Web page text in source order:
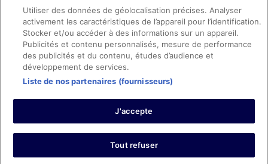
Échéances de remboursement
Utiliser un coupon ebookers
Electron, CartaSi, Carte Bleue, PayPal et Eurocard.
© 2026 Expedia, Inc., une entreprise d’Expedia Group. Tous droits
réservés. ebookers et le logo ebookers sont des marques
commerciales ou des marques déposées d’Expedia, Inc.
Utiliser des données de géolocalisation précises. Analyser
activement les caractéristiques de l’appareil pour l’identification.
Stocker et/ou accéder à des informations sur un appareil.
Publicités et contenu personnalisés, mesure de performance
des publicités et du contenu, études d’audience et
développement de services.
Liste de nos partenaires (fournisseurs)
J'accepte
Tout refuser